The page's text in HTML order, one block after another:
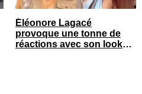
Éléonore Lagacé
provoque une tonne de
réactions avec son look